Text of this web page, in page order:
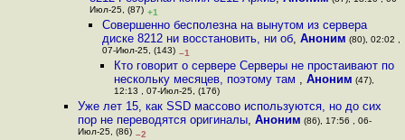
Июл-25, (87) +1
Совершенно бесполезна на вынутом из сервера
диске 8212 ни восстановить, ни об, Аноним (80), 02:02 ,
07-Июл-25, (143) –1
Кто говорит о сервере Серверы не простаивают по
нескольку месяцев, поэтому там , Аноним (47),
12:13 , 07-Июл-25, (176)
Уже лет 15, как SSD массово используются, но до сих
пор не переводятся оригиналы, Аноним (86), 17:56 , 06-
Июл-25, (86) –2